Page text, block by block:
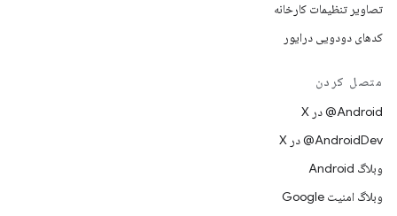
تصاویر تنظیمات کارخانه
کدهای دودویی درایور
متصل کردن
‫‎@Android در X
‫‎@AndroidDev در X
وبلاگ Android
وبلاگ امنیت Google